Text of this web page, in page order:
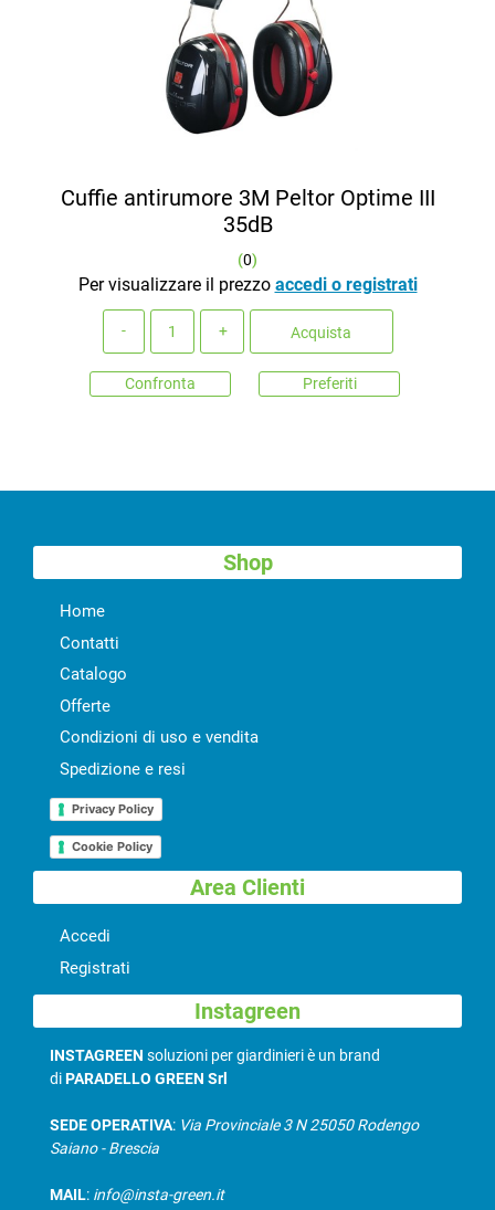
Cuffie antirumore 3M Peltor Optime III
35dB
(0)
Per visualizzare il prezzo accedi o registrati
Acquista
Confronta Preferiti
Shop
Home
Contatti
Catalogo
Offerte
Condizioni di uso e vendita
Spedizione e resi
Privacy Policy
Cookie Policy
Area Clienti
Accedi
Registrati
Instagreen
INSTAGREEN soluzioni per giardinieri è un brand
diPARADELLO GREEN Srl
SEDE OPERATIVA: Via Provinciale 3 N 25050 Rodengo
Saiano - Brescia
MAIL: info@insta-green.it